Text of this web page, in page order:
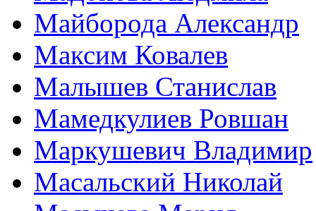
Майборода Александр
Максим Ковалев
Малышев Станислав
Мамедкулиев Ровшан
Маркушевич Владимир
Масальский Николай